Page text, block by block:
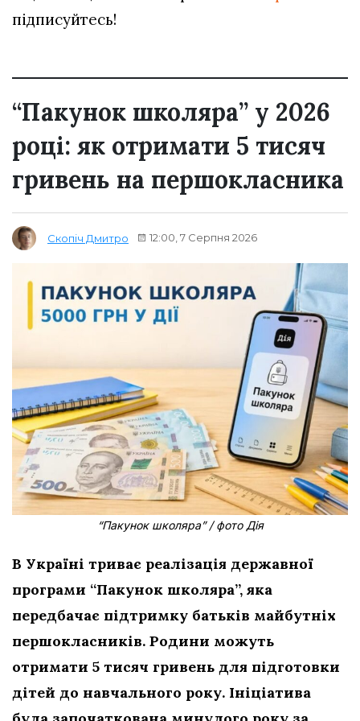
підписуйтесь!
“Пакунок школяра” у 2026
році: як отримати 5 тисяч
гривень на першокласника
Скопіч Дмитро 12:00, 7 Серпня 2026
“Пакунок школяра” / фото Дія
В Україні триває реалізація державної
програми “Пакунок школяра”, яка
передбачає підтримку батьків майбутніх
першокласників. Родини можуть
отримати 5 тисяч гривень для підготовки
дітей до навчального року. Ініціатива